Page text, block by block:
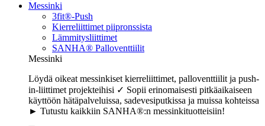
Messinki
3fit®-Push
Kierreliittimet piipronssista
Lämmitysliittimet
SANHA® Palloventtiilit
Messinki
Löydä oikeat messinkiset kierreliittimet, palloventtiilit ja push-
in-liittimet projekteihisi ✓ Sopii erinomaisesti pitkäaikaiseen
käyttöön hätäpalveluissa, sadevesiputkissa ja muissa kohteissa
► Tutustu kaikkiin SANHA®:n messinkituotteisiin!